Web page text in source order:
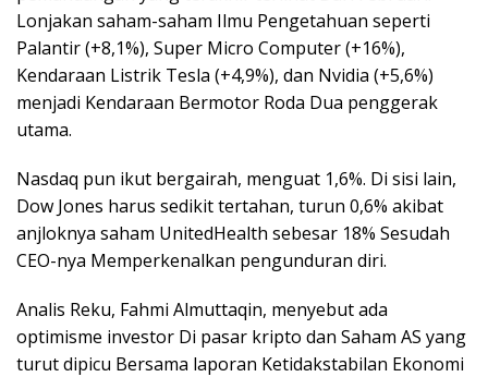
Lonjakan saham-saham Ilmu Pengetahuan seperti
Palantir (+8,1%), Super Micro Computer (+16%),
Kendaraan Listrik Tesla (+4,9%), dan Nvidia (+5,6%)
menjadi Kendaraan Bermotor Roda Dua penggerak
utama.
Nasdaq pun ikut bergairah, menguat 1,6%. Di sisi lain,
Dow Jones harus sedikit tertahan, turun 0,6% akibat
anjloknya saham UnitedHealth sebesar 18% Sesudah
CEO-nya Memperkenalkan pengunduran diri.
Analis Reku, Fahmi Almuttaqin, menyebut ada
optimisme investor Di pasar kripto dan Saham AS yang
turut dipicu Bersama laporan Ketidakstabilan Ekonomi